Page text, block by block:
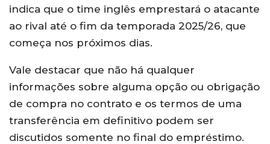
indica que o time inglês emprestará o atacante
ao rival até o fim da temporada 2025/26, que
começa nos próximos dias.
Vale destacar que não há qualquer
informações sobre alguma opção ou obrigação
de compra no contrato e os termos de uma
transferência em definitivo podem ser
discutidos somente no final do empréstimo.